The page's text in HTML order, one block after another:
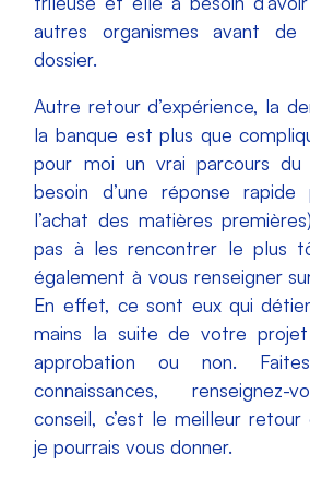
autres organismes avant de
dossier.
Autre retour d’expérience, la
la banque est plus que
pour moi un vrai parcours du
besoin d’une réponse rapide
l’achat des matières
pas à les rencontrer le plus
également à vous renseigner
En effet, ce sont eux qui
mains la suite de votre
approbation ou non.
connaissances, renseignez-
conseil, c’est le meilleur retour
je pourrais vous donner.